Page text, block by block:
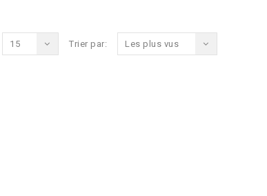
Trier par: Les plus vus
15